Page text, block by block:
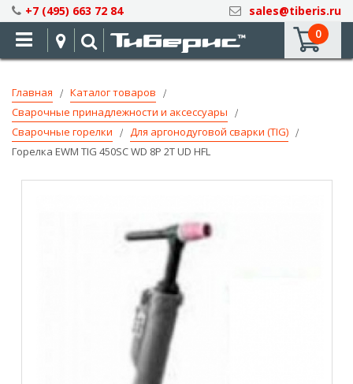
Skip
to
Content
+7 (495) 663 72 84
sales@tiberis.ru
0
Главная
Каталог товаров
Сварочные принадлежности и аксессуары
Сварочные горелки
Для аргонодуговой сварки (TIG)
Горелка EWM TIG 450SC WD 8P 2T UD HFL